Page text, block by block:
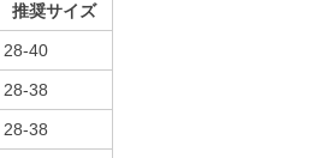
推奨サイズ
28-40
28-38
28-38